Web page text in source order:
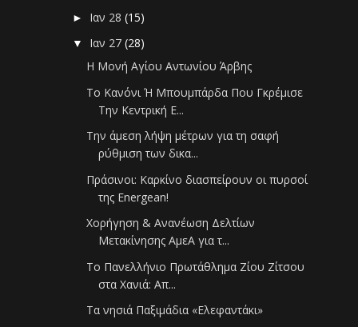
► Ιαν 28(15)
▼ Ιαν 27(28)
Η Μονή Αγίου Αντωνίου Άρβης
Το Κανόνι Ή Μπουμπάρδα Που Γκρέμισε
Την Κεντρική Ε...
Την άμεση λήψη μέτρων για τη σαφή
ρύθμιση των δικα...
Πράσινοι: Καρκίνο διασπείρουν οι πυρσοί
της Energean!
Χορήγηση & Ανανέωση Δελτίων
Μετακίνησης ΑμεΑ για τ...
Το Πανελλήνιο Πρωτάθλημα Ζίου Ζίτσου
στα Χανιά: Απ...
Τα νησιά Παξιμάδια «Ελεφαντάκι»